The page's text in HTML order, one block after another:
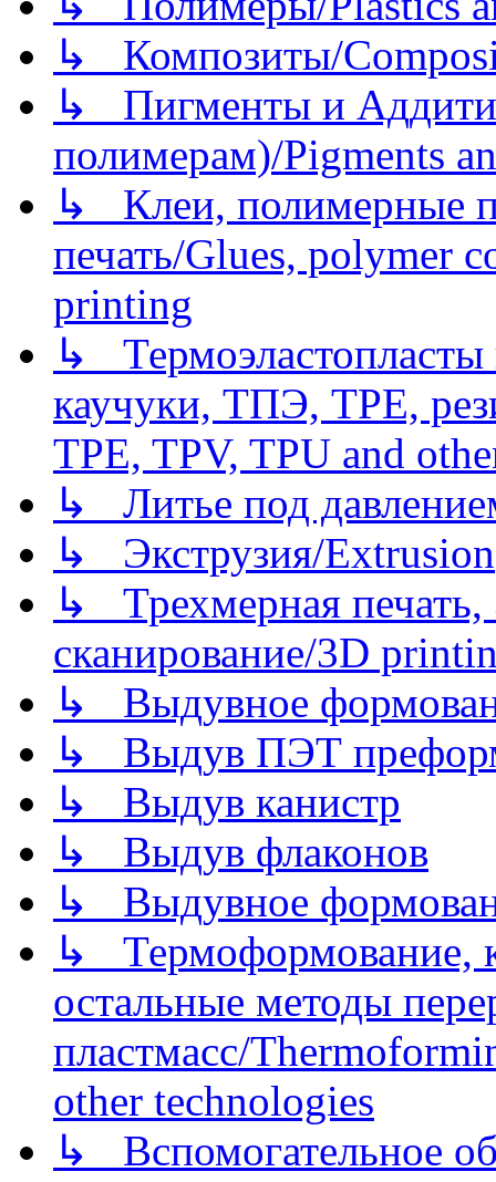
↳ Композиты/
↳ Пигменты и
полимерам)/Pigments
↳ Клеи, полимерные
печать/Glues, polymer
printing
↳
каучуки, ТПЭ, TPE,
TPE, TPV, TPU and
↳ Литье под
↳ Экструзия/Extrusion
↳ Трехмерная
сканирование/3D
↳ Выдувное
↳ Выдув ПЭТ
↳ Выдув канистр
↳ Выдув флаконов
↳ Выдувное
↳ Термоформование,
остальные методы
пластмасс/
other technologies
↳ Вспомогательное